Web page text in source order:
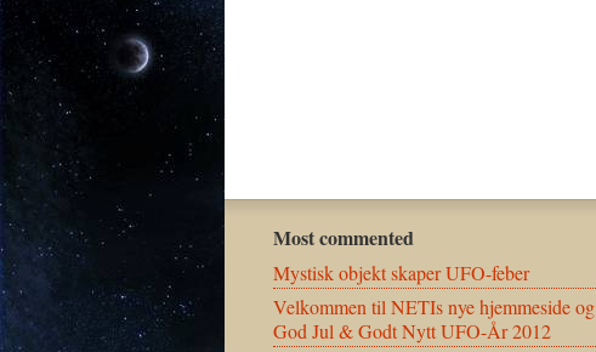
Most commented
Mystisk objekt skaper UFO-feber
Velkommen til NETIs nye hjemmeside og
God Jul & Godt Nytt UFO-År 2012